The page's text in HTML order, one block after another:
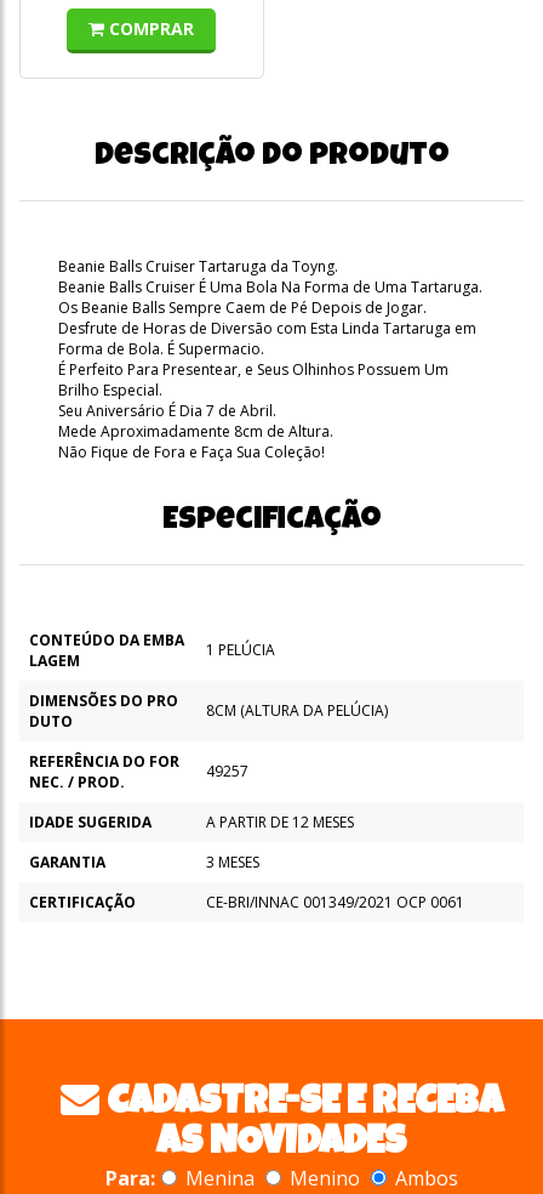
COMPRAR
Descrição do produto
Beanie Balls Cruiser Tartaruga da Toyng.
Beanie Balls Cruiser É Uma Bola Na Forma de Uma Tartaruga.
Os Beanie Balls Sempre Caem de Pé Depois de Jogar.
Desfrute de Horas de Diversão com Esta Linda Tartaruga em
Forma de Bola. É Supermacio.
É Perfeito Para Presentear, e Seus Olhinhos Possuem Um
Brilho Especial.
Seu Aniversário É Dia 7 de Abril.
Mede Aproximadamente 8cm de Altura.
Não Fique de Fora e Faça Sua Coleção!
Especificação
CONTEÚDO DA EMBA
LAGEM
1 PELÚCIA
DIMENSÕES DO PRO
DUTO
8CM (ALTURA DA PELÚCIA)
REFERÊNCIA DO FOR
NEC. / PROD.
49257
IDADE SUGERIDA
A PARTIR DE 12 MESES
GARANTIA
3 MESES
CERTIFICAÇÃO
CE-BRI/INNAC 001349/2021 OCP 0061
CADASTRE-SE E RECEBA
AS NOVIDADES
Para: Menina Menino Ambos